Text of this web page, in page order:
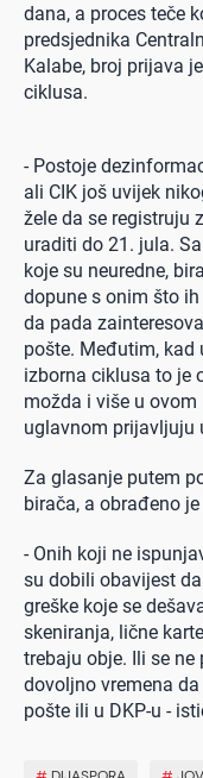
dana, a proces teče
predsjednika
Kalabe, broj prijava
ciklusa.
- Postoje
ali CIK još uvijek
žele da se registruju
uraditi do 21. jula.
koje su neuredne,
dopune s onim što
da pada
pošte. Međutim, kad
izborna ciklusa to je
možda i više u
uglavnom prijavljuju
Za glasanje putem
birača, a obrađeno
- Onih koji ne
su dobili obavijest
greške koje se
skeniranja, lične
trebaju obje. Ili se
dovoljno vremena
pošte ili u DKP-u -